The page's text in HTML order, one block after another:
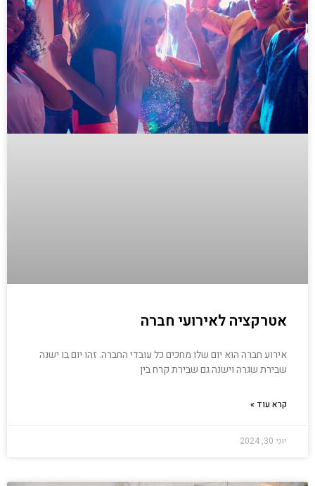
אטרקציה לאירועי חברה
אירוע חברה הוא יום שלו מחכים כל עובדי החברה. זהו יום בו ישנה
שבירת שגרה וישנה גם שבירת קרח בין
קרא עוד »
יוני 30, 2024